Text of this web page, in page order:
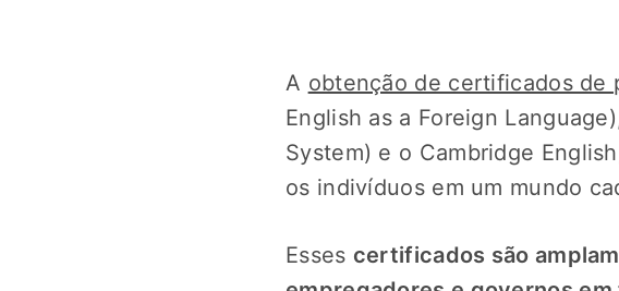
A obtenção de certificados de
English as a Foreign
System) e o Cambridge
os indivíduos em um mundo
Esses certificados são